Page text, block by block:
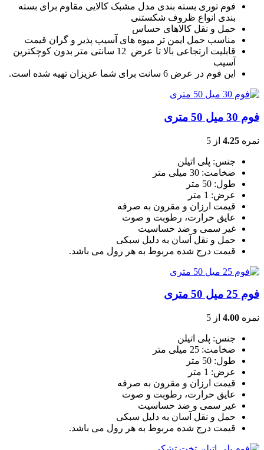
فوم توری بسته بندی مدل مشبک کالایی مقاوم برای بسته
بندی انواع ظروف شکستنی
حمل و نقل کالاهای حساس
مناسب حمل ایمن تر میوه های آسیب پذیر و گران قیمت
قابلیت ارتجاعی بالا تا عرض 12 سانتی متر بدون کوچکترین
آسیب
این فوم در عرض 6 سانت برای شما عزیزان تهیه شده است.
فوم 30 میل 50 متری
نمره 4.25 از 5
جنس: پلی اتیلن
ضخامت: 30 میلی متر
طول: 50 متر
عرض: 1 متر
قیمت ارزان و مقرون به صرفه
عایق حرارت، رطوبت و صوت
غیر سمی و ضد حساسیت
حمل و نقل آسان به دلیل سبکی
قیمت درج شده مربوط به هر رول می باشد.
فوم 25 میل 50 متری
نمره 4.00 از 5
جنس: پلی اتیلن
ضخامت: 25 میلی متر
طول: 50 متر
عرض: 1 متر
قیمت ارزان و مقرون به صرفه
عایق حرارت، رطوبت و صوت
غیر سمی و ضد حساسیت
حمل و نقل آسان به دلیل سبکی
قیمت درج شده مربوط به هر رول می باشد.